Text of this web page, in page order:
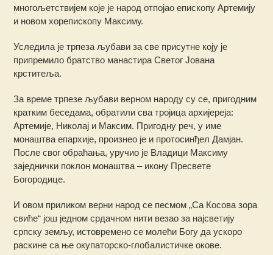
многољетствијем које је народ отпојао епископу Артемију
и новом хорепископу Максиму.
Уследила је трпеза љубави за све присутне коју је
припремило братство манастира Светог Јована
крститеља.
За време трпезе љубави верном народу су се, пригодним
кратким беседама, обратили сва тројица архијереја:
Артемије, Николај и Максим. Пригодну реч, у име
монаштва епархије, произнео је и протосинђел Дамјан.
После свог обраћања, уручио је Владици Максиму
заједнички поклон монаштва – икону Пресвете
Богородице.
И овом приликом верни народ се песмом „Са Косова зора
свиће“ још једном срдачном нити везао за најсветију
српску земљу, истовремено се молећи Богу да ускоро
раскине са ње окупаторско-глобалистичке окове.